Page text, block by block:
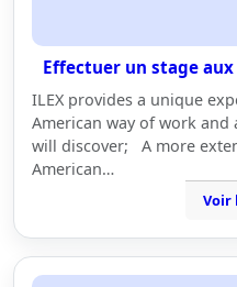
Effectuer un stage
ILEX provides a unique
American way of work
will discover; A more
American…
Voir